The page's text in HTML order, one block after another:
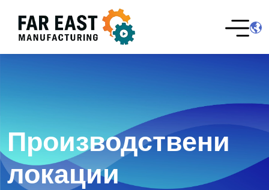
Производствени
локации